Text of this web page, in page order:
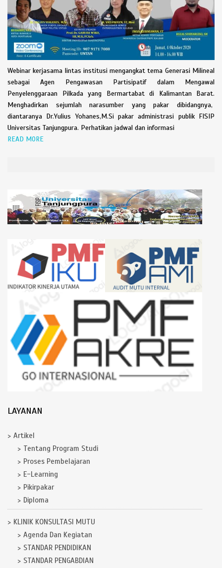
Webinar kerjasama lintas institusi mengangkat tema Generasi Milineal
sebagai Agen Pengawasan Partisipatif dalam Mengawal
Penyelenggaraan Pilkada yang Bermartabat di Kalimantan Barat.
Menghadirkan sejumlah narasumber yang pakar dibidangnya,
diantaranya Dr.Yulius Yohanes,M.Si pakar administrasi publik FISIP
Universitas Tanjungpura. Perhatikan jadwal dan informasi
READ MORE
LAYANAN
Artikel
Tentang Program Studi
Proses Pembelajaran
E-Learning
Pikirpakar
Diploma
KLINIK KONSULTASI MUTU
Agenda Dan Kegiatan
STANDAR PENDIDIKAN
STANDAR PENGABDIAN